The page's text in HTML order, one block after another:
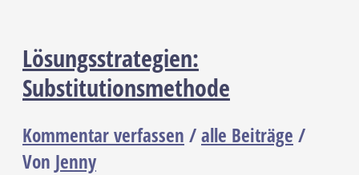
Lösungsstrategien:
Substitutionsmethode
Kommentar verfassen /alle Beiträge /
Von Jenny